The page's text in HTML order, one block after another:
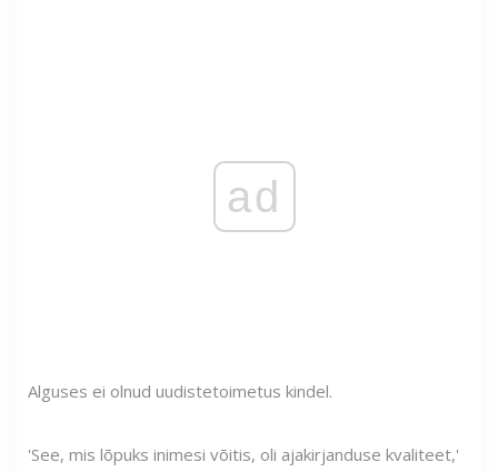
ad
Alguses ei olnud uudistetoimetus kindel.
'See, mis lõpuks inimesi võitis, oli ajakirjanduse kvaliteet,'